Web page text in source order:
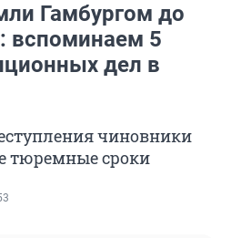
Гамбургом до
вспоминаем 5
дел в
чиновники
тюремные сроки